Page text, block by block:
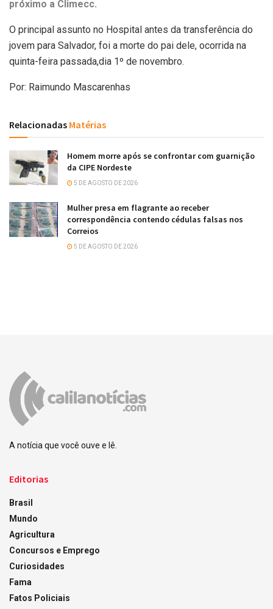
próximo a Climecc.
O principal assunto no Hospital antes da transferência do
jovem para Salvador, foi a morte do pai dele, ocorrida na
quinta-feira passada,dia 1º de novembro.
Por: Raimundo Mascarenhas
Relacionadas Matérias
Homem morre após se confrontar com guarnição
da CIPE Nordeste
5 DE AGOSTO DE 2026
Mulher presa em flagrante ao receber
correspondência contendo cédulas falsas nos
Correios
5 DE AGOSTO DE 2026
A notícia que você ouve e lê.
Editorias
Brasil
Mundo
Agricultura
Concursos e Emprego
Curiosidades
Fama
Fatos Policiais